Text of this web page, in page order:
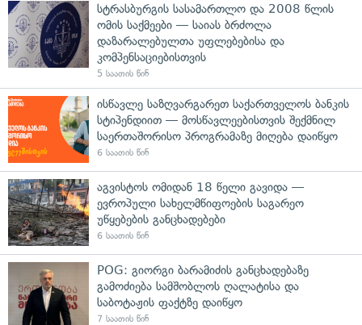
სტრასბურგის სასამართლო და 2008 წლის
ომის საქმეები — საიას ბრძოლა
დაზარალებულთა უფლებებისა და
კომპენსაციებისთვის
5 საათის წინ
ისწავლე საზღვარგარეთ საქართველოს ბანკის
სტიპენდიით — მოსწავლეებისთვის შექმნილ
საერთაშორისო პროგრამაზე მიღება დაიწყო
6 საათის წინ
აგვისტოს ომიდან 18 წელი გავიდა —
ევროპული სახელმწიფოების საგარეო
უწყებების განცხადებები
6 საათის წინ
POG: გიორგი ბარამიძის განცხადებაზე
გამოძიება სამშობლოს ღალატისა და
საბოტაჟის ფაქტზე დაიწყო
7 საათის წინ